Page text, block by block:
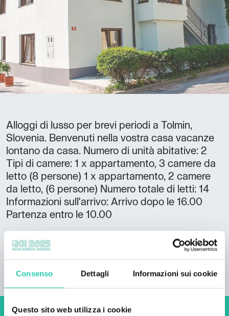
Consenso Dettagli Informazioni sui cookie
Questo sito web utilizza i cookie
Alloggi di lusso per brevi periodi a Tolmin,
Slovenia. Benvenuti nella vostra casa vacanze
lontano da casa. Numero di unità abitative: 2
Tipi di camere: 1 x appartamento, 3 camere da
letto (8 persone) 1 x appartamento, 2 camere
da letto, (6 persone) Numero totale di letti: 14
Informazioni sull'arrivo: Arrivo dopo le 16.00
Partenza entro le 10.00